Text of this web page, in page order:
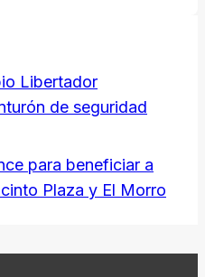
Libertador
de seguridad
para beneficiar a
Plaza y El Morro